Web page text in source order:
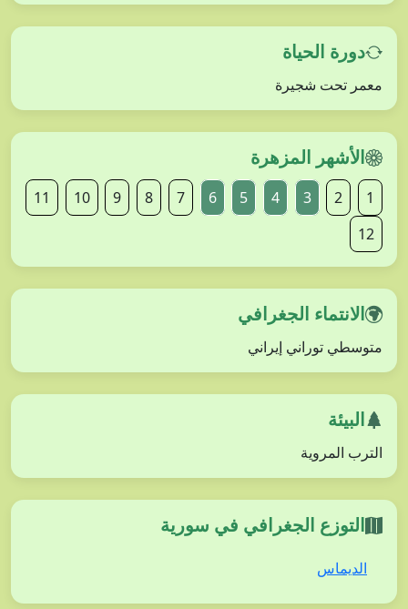
دورة الحياة
معمر تحت شجيرة
الأشهر المزهرة
1
2
3
4
5
6
7
8
9
10
11
12
الانتماء الجغرافي
متوسطي توراني إيراني
البيئة
الترب المروية
التوزع الجغرافي في سورية
الديماس